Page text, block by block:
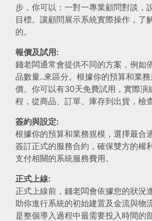
步，你可以：一對一專業顧問對談，
目標。讓顧問展示系統實際操作，了
的。
報價及試用:
錢老闆通常會提供不同的方案，例如
品數量..來區分。根據你的預算和業
價。你可以有30天免費試用，實際演
程，從商品、訂單、庫存到出貨，檢
簽約與設定:
根據你的預算和業務規模，選擇最合
簽訂正式的服務合約，確保雙方的權
支付相關的系統服務費用。
正式上線:
正式上線前，錢老闆會依據您的狀況
助你進行系統的初始建置及金流與物
是整個導入過程中最需要投入時間的